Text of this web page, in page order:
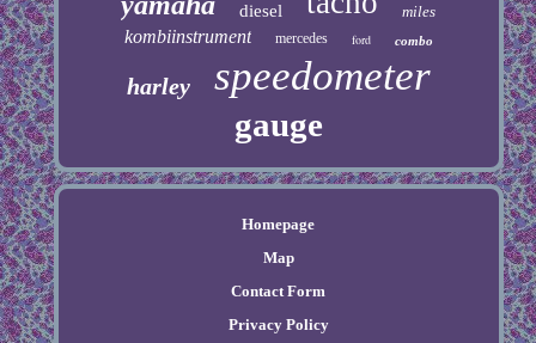
diesel miles
kombiinstrument mercedes ford combo
harley speedometer
gauge
Homepage
Map
Contact Form
Privacy Policy